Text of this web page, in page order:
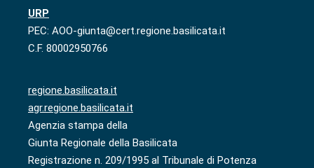
URP
PEC: AOO-giunta@cert.regione.basilicata.it
C.F. 80002950766
regione.basilicata.it
agr.regione.basilicata.it
Agenzia stampa della
Giunta Regionale della Basilicata
Registrazione n. 209/1995 al Tribunale di Potenza